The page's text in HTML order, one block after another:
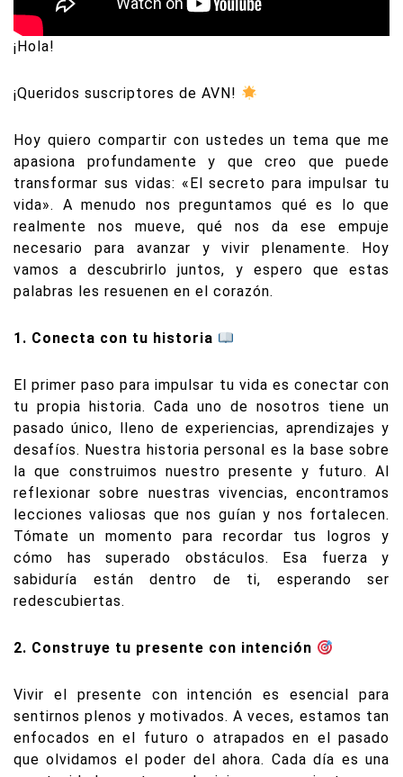
¡Hola!
¡Queridos suscriptores de AVN!
Hoy quiero compartir con ustedes un tema que me
apasiona profundamente y que creo que puede
transformar sus vidas: «El secreto para impulsar tu
vida». A menudo nos preguntamos qué es lo que
realmente nos mueve, qué nos da ese empuje
necesario para avanzar y vivir plenamente. Hoy
vamos a descubrirlo juntos, y espero que estas
palabras les resuenen en el corazón.
1. Conecta con tu historia
El primer paso para impulsar tu vida es conectar con
tu propia historia. Cada uno de nosotros tiene un
pasado único, lleno de experiencias, aprendizajes y
desafíos. Nuestra historia personal es la base sobre
la que construimos nuestro presente y futuro. Al
reflexionar sobre nuestras vivencias, encontramos
lecciones valiosas que nos guían y nos fortalecen.
Tómate un momento para recordar tus logros y
cómo has superado obstáculos. Esa fuerza y
sabiduría están dentro de ti, esperando ser
redescubiertas.
2. Construye tu presente con intención
Vivir el presente con intención es esencial para
sentirnos plenos y motivados. A veces, estamos tan
enfocados en el futuro o atrapados en el pasado
que olvidamos el poder del ahora. Cada día es una